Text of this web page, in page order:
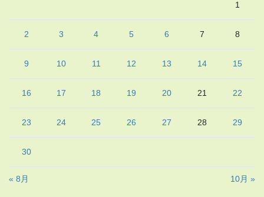
1
2 3 4 5 6 7 8
9 10 11 12 13 14 15
16 17 18 19 20 21 22
23 24 25 26 27 28 29
30
« 8月 10月 »